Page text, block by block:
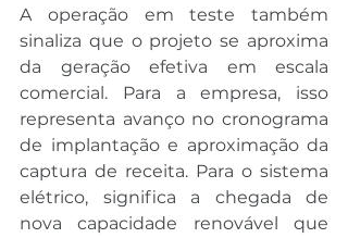
A operação em teste também
sinaliza que o projeto se aproxima
da geração efetiva em escala
comercial. Para a empresa, isso
representa avanço no cronograma
de implantação e aproximação da
captura de receita. Para o sistema
elétrico, significa a chegada de
nova capacidade renovável que